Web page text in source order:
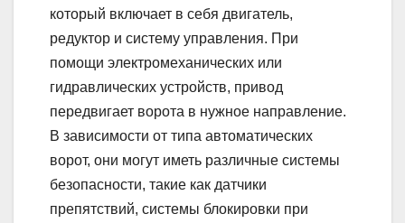
который включает в себя двигатель,
редуктор и систему управления. При
помощи электромеханических или
гидравлических устройств, привод
передвигает ворота в нужное направление.
В зависимости от типа автоматических
ворот, они могут иметь различные системы
безопасности, такие как датчики
препятствий, системы блокировки при